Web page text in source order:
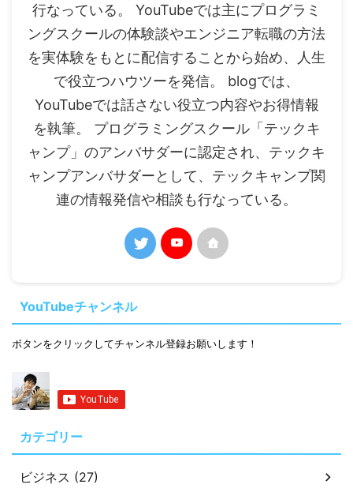
行なっている。 YouTubeでは主にプログラミ
ングスクールの体験談やエンジニア転職の方法
を実体験をもとに配信することから始め、人生
で役立つハウツーを発信。 blogでは、
YouTubeでは話さない役立つ内容やお得情報
を執筆。 プログラミングスクール「テックキ
ャンプ」のアンバサダーに認定され、テックキ
ャンプアンバサダーとして、テックキャンプ関
連の情報発信や相談も行なっている。
YouTubeチャンネル
ボタンをクリックしてチャンネル登録お願いします！
カテゴリー
ビジネス (27)